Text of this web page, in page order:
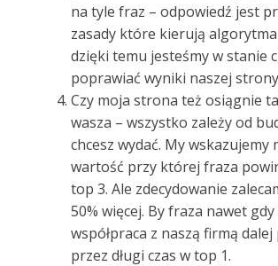
na tyle fraz – odpowiedź jest
zasady które kierują
dzięki temu jesteśmy w stanie
poprawiać wyniki naszej
Czy moja strona też osiągnie
wasza – wszystko zależy od
chcesz wydać. My wskazujemy
wartość przy której fraza
top 3. Ale zdecydowanie
50% więcej. By fraza nawet
współpraca z naszą firmą dalej
przez długi czas w top 1.